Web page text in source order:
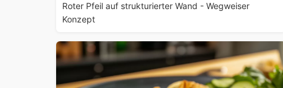
Roter Pfeil auf strukturierter Wand - Wegweiser
Konzept